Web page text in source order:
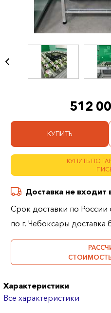
512
КУПИТЬ
КУПИТЬ ПО
Доставка не входит
Срок доставки по России
по г. Чебоксары доставка
Характеристики
Все характеристики